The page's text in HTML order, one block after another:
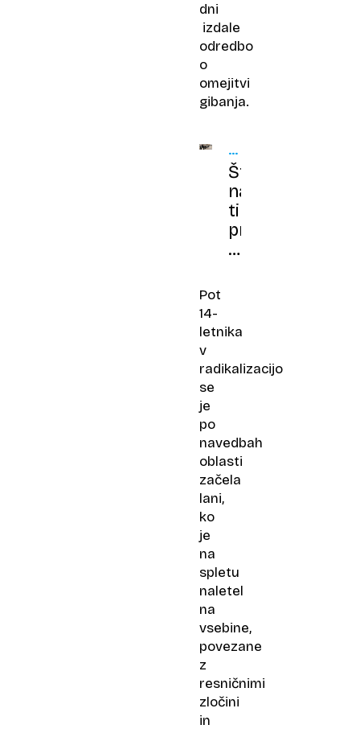
dni
izdale
odredbo
o
omejitvi
gibanja.
ŠOK
V
NEMČIJI
Štirinajstletnik
na
tiktoku
prisegel
zvestobo
pokol
Pot
14-
letnika
v
radikalizacijo
se
je
po
navedbah
oblasti
začela
lani,
ko
je
na
spletu
naletel
na
vsebine,
povezane
z
resničnimi
zločini
in